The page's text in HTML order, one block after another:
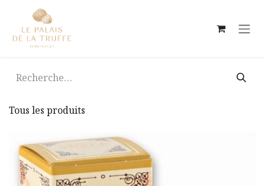
Se rendre au contenu
Tous les produits